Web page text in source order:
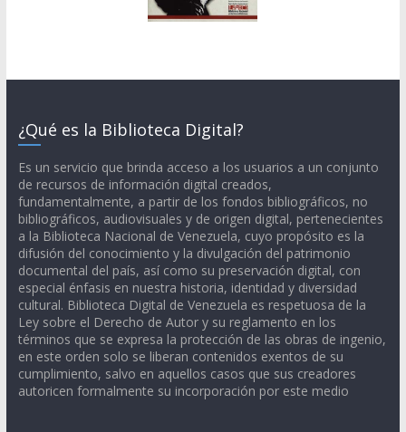
¿Qué es la Biblioteca Digital?
Es un servicio que brinda acceso a los usuarios a un conjunto
de recursos de información digital creados,
fundamentalmente, a partir de los fondos bibliográficos, no
bibliográficos, audiovisuales y de origen digital, pertenecientes
a la Biblioteca Nacional de Venezuela, cuyo propósito es la
difusión del conocimiento y la divulgación del patrimonio
documental del país, así como su preservación digital, con
especial énfasis en nuestra historia, identidad y diversidad
cultural. Biblioteca Digital de Venezuela es respetuosa de la
Ley sobre el Derecho de Autor y su reglamento en los
términos que se expresa la protección de las obras de ingenio,
en este orden solo se liberan contenidos exentos de su
cumplimiento, salvo en aquellos casos que sus creadores
autoricen formalmente su incorporación por este medio